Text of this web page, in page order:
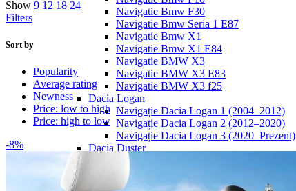
Navigatie Bmw F30
Navigatie Bmw Seria 1 E87
Navigatie Bmw X1
Navigatie Bmw X1 E84
Navigatie BMW X3
Navigatie BMW X3 E83
Navigatie BMW X3 f25
Dacia Logan
Navigație Dacia Logan 1 (2004–2012)
Navigație Dacia Logan 2 (2012–2020)
Navigație Dacia Logan 3 (2020–Prezent)
Dacia Duster
Navigatie Duster 2011
Navigatie Duster 2019
Show 9 12 18 24
Filters
Sort by
Popularity
Average rating
Newness
Price: low to high
Price: high to low
-8%